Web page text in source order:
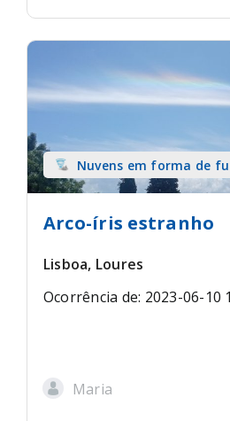
Nuvens em forma de
tromba) sobre terra
Arco-íris estranho
Lisboa, Loures
Ocorrência de: 2023-06-10
Maria